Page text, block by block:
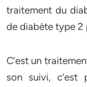
traitement du
de diabète type 2
C’est un
son suivi, c’est